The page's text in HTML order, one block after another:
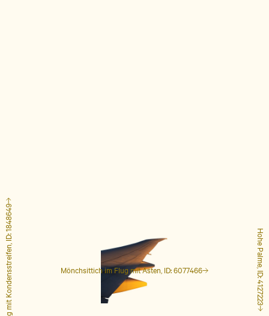
Mönchsittich im Flug mit Ästen, ID: 6077466 Hohe Palme, ID: 4127223
Flugzeug mit Kondensstreifen, ID: 1848649